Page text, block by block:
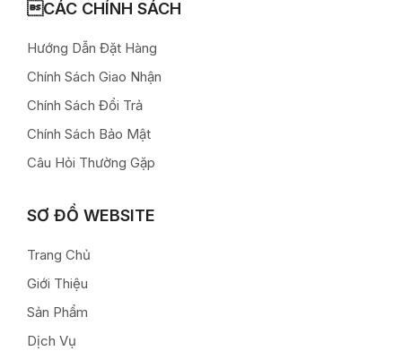
CÁC CHÍNH SÁCH
Hướng Dẫn Đặt Hàng
Chính Sách Giao Nhận
Chính Sách Đổi Trả
Chính Sách Bảo Mật
Câu Hỏi Thường Gặp
SƠ ĐỒ WEBSITE
Trang Chủ
Giới Thiệu
Sản Phẩm
Dịch Vụ